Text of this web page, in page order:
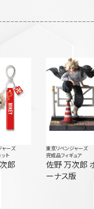
ーズ
ト
郎
東京リベンジャーズ
完成品フィギュア
佐野 万次郎 ボ
ーナス版